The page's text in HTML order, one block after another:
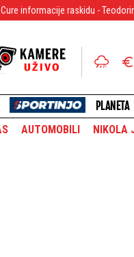
- Teodorina porodica
PLANETA
AUTOMOBILI NIKOLA